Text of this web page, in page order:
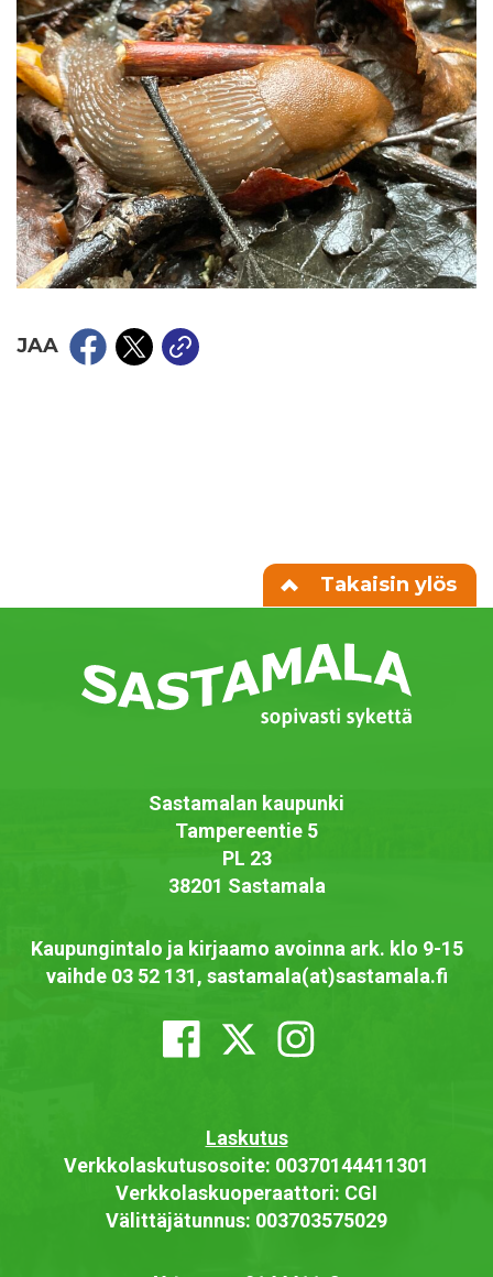
JAA
Takaisin ylös
Sastamalan kaupunki
Tampereentie 5
PL 23
38201 Sastamala
Kaupungintalo ja kirjaamo avoinna ark. klo 9-15
vaihde 03 52 131, sastamala(at)sastamala.fi
Laskutus
Verkkolaskutusosoite: 00370144411301
Verkkolaskuoperaattori: CGI
Välittäjätunnus: 003703575029